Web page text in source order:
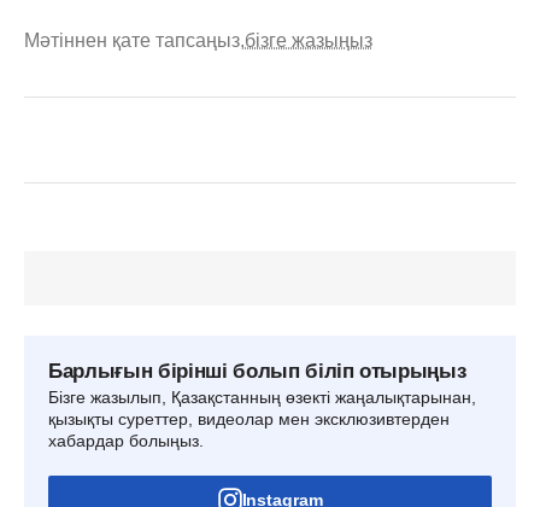
Мәтіннен қате тапсаңыз,бізге жазыңыз
Барлығын бірінші болып біліп отырыңыз
Бізге жазылып, Қазақстанның өзекті жаңалықтарынан,
қызықты суреттер, видеолар мен эксклюзивтерден
хабардар болыңыз.
Instagram